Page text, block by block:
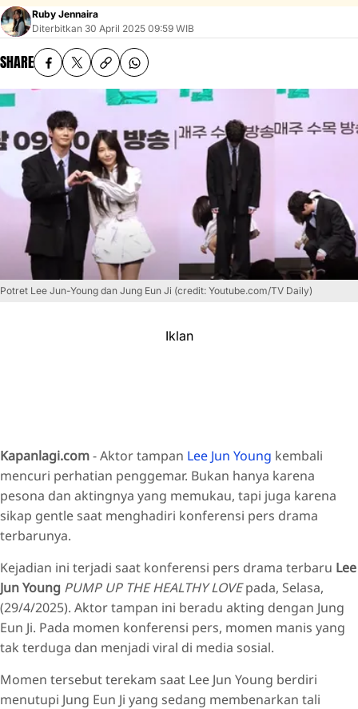
Ruby Jennaira
Diterbitkan 30 April 2025 09:59 WIB
SHARE
Potret Lee Jun-Young dan Jung Eun Ji (credit: Youtube.com/TV Daily)
Iklan
Kapanlagi.com- Aktor tampan Lee Jun Young kembali
mencuri perhatian penggemar. Bukan hanya karena
pesona dan aktingnya yang memukau, tapi juga karena
sikap gentle saat menghadiri konferensi pers drama
terbarunya.
Kejadian ini terjadi saat konferensi pers drama terbaru Lee
Jun Young PUMP UP THE HEALTHY LOVEpada, Selasa,
(29/4/2025). Aktor tampan ini beradu akting dengan Jung
Eun Ji. Pada momen konferensi pers, momen manis yang
tak terduga dan menjadi viral di media sosial.
Momen tersebut terekam saat Lee Jun Young berdiri
menutupi Jung Eun Ji yang sedang membenarkan tali